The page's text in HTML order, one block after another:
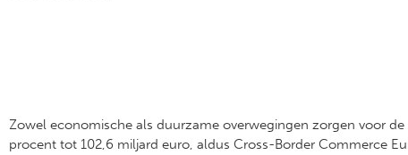
Zowel economische als duurzame overwegingen zorgen voor
procent tot 102,6 miljard euro, aldus Cross-Border Commerce